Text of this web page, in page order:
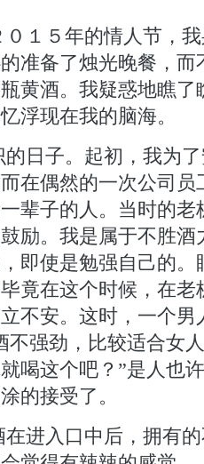
１５年的情人节，
准备了烛光晚餐，
黄酒。我疑惑地瞧
浮现在我的脑海。
日子。起初，我为
在偶然的一次公司
辈子的人。当时的
励。我是属于不胜
即使是勉强自己的
竟在这个时候，在
不安。这时，一个
不强劲，比较适合女
喝这个吧？”是人也
的接受了。
进入口中后，拥有